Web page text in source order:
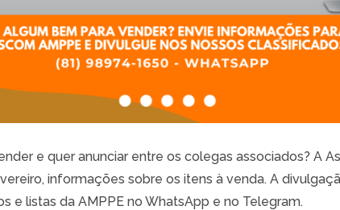
e quer anunciar entre os colegas associados? A
informações sobre os itens à venda. A
e listas da AMPPE no WhatsApp e no Telegram.